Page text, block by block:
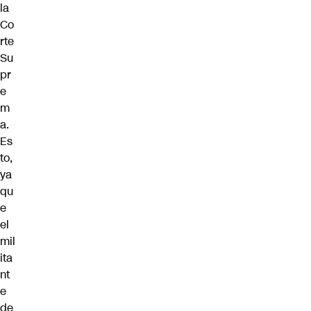
la
Co
rte
Su
pr
e
m
a.
Es
to,
ya
qu
e
el
mil
ita
nt
e
de